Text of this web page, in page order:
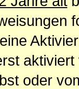
oder